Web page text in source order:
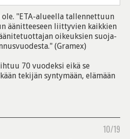
ole. "ETA-alueella tallennettuun
äänitteeseen liittyvien kaikkien
oikeuksien suoja-
(Gramex)
70 vuodeksi eikä se
tekijän syntymään, elämään
10/19